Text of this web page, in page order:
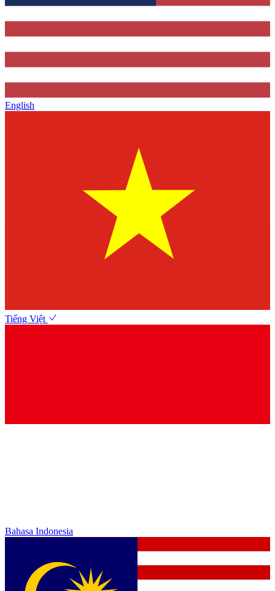
English
Tiếng Việt
Bahasa Indonesia